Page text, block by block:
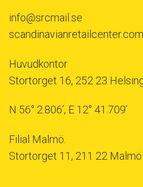
info@srcmail.se
scandinavianretailcenter.com
Huvudkontor
Stortorget 16, 252 23
N 56° 2.806’, E 12° 41.709’
Filial Malmö.
Stortorget 11, 211 22 Malmö